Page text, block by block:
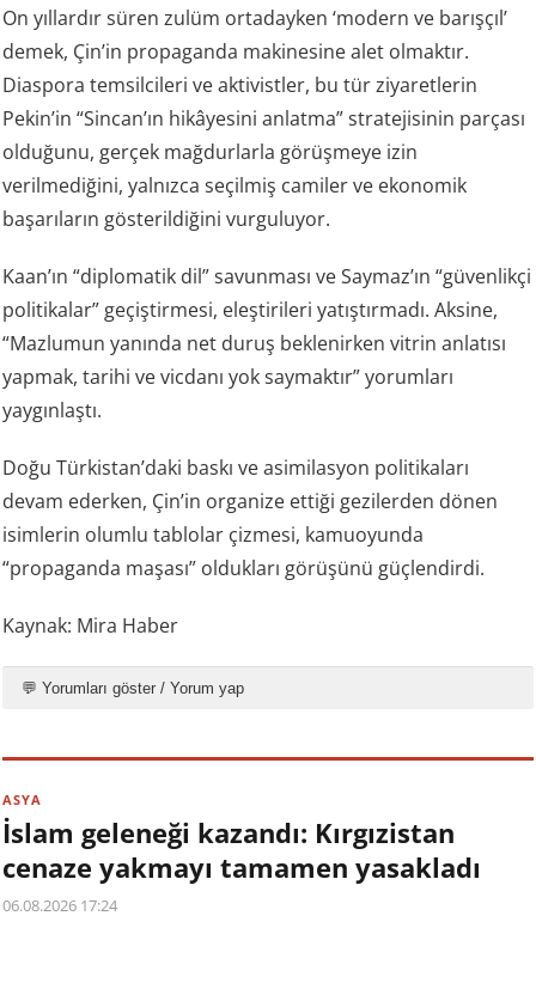
On yıllardır süren zulüm ortadayken ‘modern ve barışçıl’
demek, Çin’in propaganda makinesine alet olmaktır.
Diaspora temsilcileri ve aktivistler, bu tür ziyaretlerin
Pekin’in “Sincan’ın hikâyesini anlatma” stratejisinin parçası
olduğunu, gerçek mağdurlarla görüşmeye izin
verilmediğini, yalnızca seçilmiş camiler ve ekonomik
başarıların gösterildiğini vurguluyor.
Kaan’ın “diplomatik dil” savunması ve Saymaz’ın “güvenlikçi
politikalar” geçiştirmesi, eleştirileri yatıştırmadı. Aksine,
“Mazlumun yanında net duruş beklenirken vitrin anlatısı
yapmak, tarihi ve vicdanı yok saymaktır” yorumları
yaygınlaştı.
Doğu Türkistan’daki baskı ve asimilasyon politikaları
devam ederken, Çin’in organize ettiği gezilerden dönen
isimlerin olumlu tablolar çizmesi, kamuoyunda
“propaganda maşası” oldukları görüşünü güçlendirdi.
Kaynak: Mira Haber
İslam geleneği kazandı: Kırgızistan
cenaze yakmayı tamamen yasakladı